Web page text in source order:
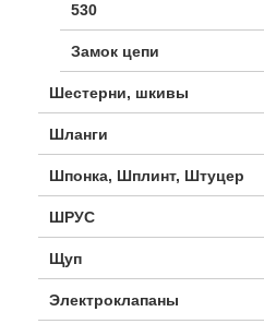
530
Замок цепи
Шестерни, шкивы
Шланги
Шпонка, Шплинт, Штуцер
ШРУС
Щуп
Электроклапаны